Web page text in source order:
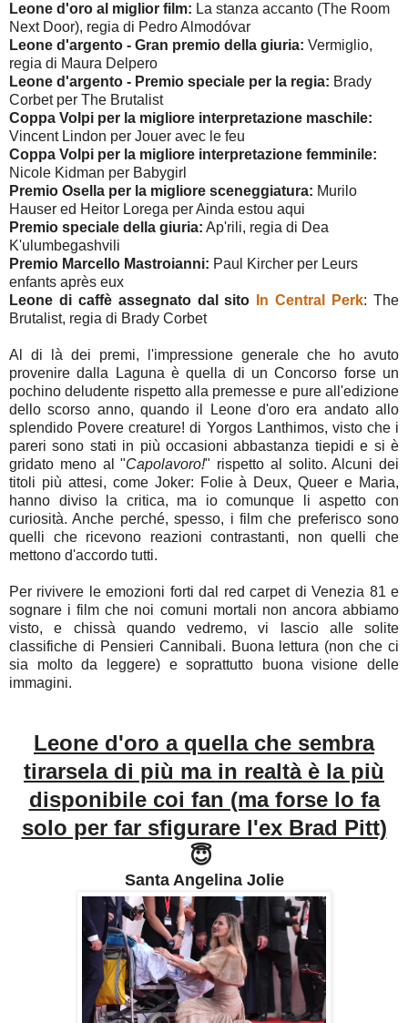
Leone d'oro al miglior film: La stanza accanto (The Room
Next Door), regia di Pedro Almodóvar
Leone d'argento - Gran premio della giuria: Vermiglio,
regia di Maura Delpero
Leone d'argento - Premio speciale per la regia: Brady
Corbet per The Brutalist
Coppa Volpi per la migliore interpretazione maschile:
Vincent Lindon per Jouer avec le feu
Coppa Volpi per la migliore interpretazione femminile:
Nicole Kidman per Babygirl
Premio Osella per la migliore sceneggiatura: Murilo
Hauser ed Heitor Lorega per Ainda estou aqui
Premio speciale della giuria: Ap'rili, regia di Dea
K'ulumbegashvili
Premio Marcello Mastroianni: Paul Kircher per Leurs
enfants après eux
Leone di caffè assegnato dal sito
In Central Perk: The
Brutalist, regia di Brady Corbet
Al di là dei premi, l'impressione generale che ho avuto
provenire dalla Laguna è quella di un Concorso forse un
pochino deludente rispetto alla premesse e pure all'edizione
dello scorso anno, quando il Leone d'oro era andato allo
splendido Povere creature! di Yorgos Lanthimos, visto che i
pareri sono stati in più occasioni abbastanza tiepidi e si è
gridato meno al "Capolavoro!" rispetto al solito. Alcuni dei
titoli più attesi, come Joker: Folie à Deux, Queer e Maria,
hanno diviso la critica, ma io comunque li aspetto con
curiosità. Anche perché, spesso, i film che preferisco sono
quelli che ricevono reazioni contrastanti, non quelli che
mettono d'accordo tutti.
Per rivivere le emozioni forti dal red carpet di Venezia 81 e
sognare i film che noi comuni mortali non ancora abbiamo
visto, e chissà quando vedremo, vi lascio alle solite
classifiche di Pensieri Cannibali. Buona lettura (non che ci
sia molto da leggere) e soprattutto buona visione delle
immagini.
Leone d'oro a quella che sembra
tirarsela di più ma in realtà è la più
disponibile coi fan (ma forse lo fa
solo per far sfigurare l'ex Brad Pitt)
😇
Santa Angelina Jolie